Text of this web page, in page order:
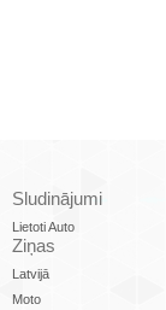
Sludinājumi
Lietoti Auto
Ziņas
Latvijā
Moto